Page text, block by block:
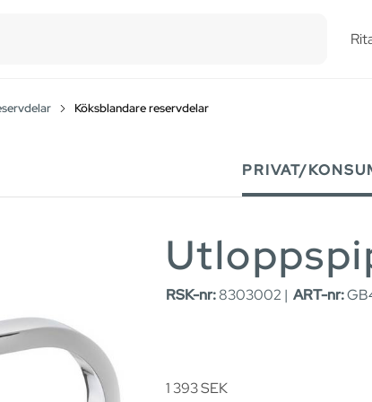
Köksblandare reservdelar
PRIVAT/
RSK-nr:8303002 | ART-nr:
1 393SEK